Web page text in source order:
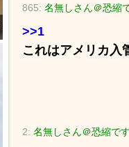
865: 名無しさん＠恐縮
>>1
これはアメリカ入
2: 名無しさん＠恐縮です